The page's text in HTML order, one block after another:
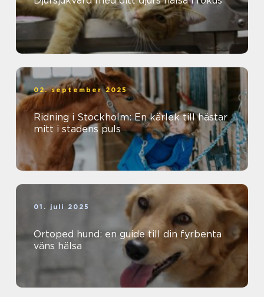
02. september 2025
Ridning i Stockholm: En kärlek till hästar
mitt i stadens puls
01. juli 2025
Ortoped hund: en guide till din fyrbenta
väns hälsa